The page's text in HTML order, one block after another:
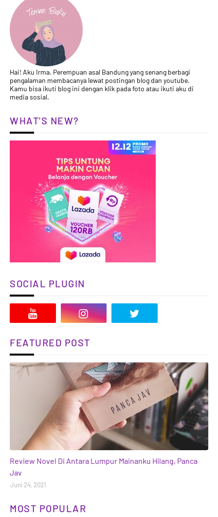
Hai! Aku Irma. Perempuan asal Bandung yang senang berbagi
pengalaman membacanya lewat postingan blog dan youtube.
Kamu bisa ikuti blog ini dengan klik pada foto atau ikuti aku di
media sosial.
WHAT'S NEW?
SOCIAL PLUGIN
FEATURED POST
Review Novel Di Antara Lumpur Mainanku Hilang, Panca
Jav
Juni 24, 2021
MOST POPULAR